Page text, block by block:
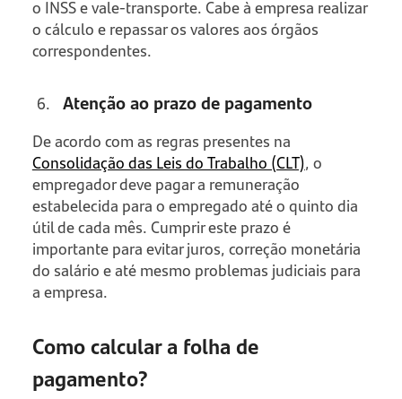
o INSS e vale-transporte. Cabe à empresa realizar
o cálculo e repassar os valores aos órgãos
correspondentes.
Atenção ao prazo de pagamento
De acordo com as regras presentes na
Consolidação das Leis do Trabalho (CLT), o
empregador deve pagar a remuneração
estabelecida para o empregado até o quinto dia
útil de cada mês. Cumprir este prazo é
importante para evitar juros, correção monetária
do salário e até mesmo problemas judiciais para
a empresa.
Como calcular a folha de
pagamento?